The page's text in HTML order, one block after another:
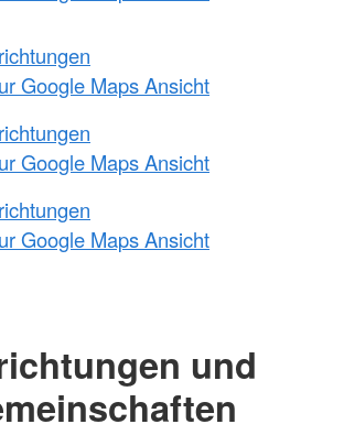
Google Maps Ansicht
Google Maps Ansicht
Google Maps Ansicht
und